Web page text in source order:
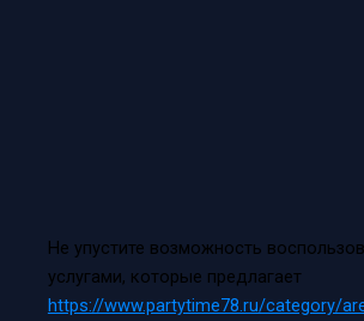
Не упустите возможность
услугами, которые предлагает
https://www.partytime78.ru/category/